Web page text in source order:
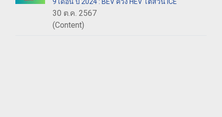
30 ต.ค. 2567
(Content)